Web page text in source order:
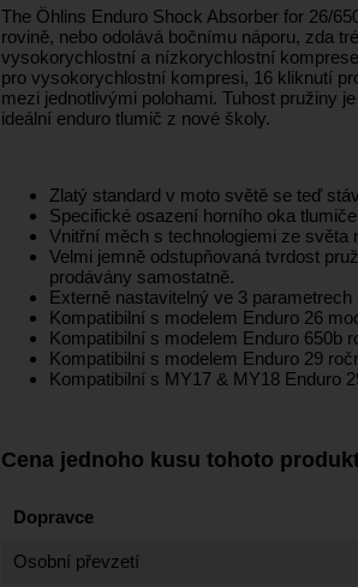
The Öhlins Enduro Shock Absorber for 26/
rovině, nebo odolává bočnímu náporu, zda
vysokorychlostní a nízkorychlostní
pro vysokorychlostní kompresi, 16 kliknutí
mezi jednotlivými polohami. Tuhost pružiny
ideální enduro tlumič z nové školy.
Zlatý standard v moto světě se teď
Specifické osazení horního oka
Vnitřní měch s technologiemi ze
Velmi jemně odstupňovaná tvrdost
prodávány samostatně.
Externě nastavitelný ve 3
Kompatibilní s modelem Enduro 26
Kompatibilní s modelem Enduro 650b
Kompatibilní s modelem Enduro 29
Kompatibilní s MY17 & MY18 Enduro
Cena jednoho kusu tohoto
Dopravce
Osobní převzetí